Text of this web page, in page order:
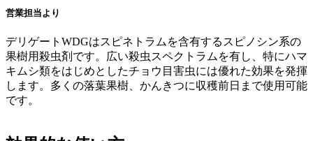
営業担当より
デリゲートWDGはスピネトラムを含有するスピノシン系の
果樹用殺虫剤です。広い殺虫スペクトラムを有し、特にハマ
キムシ類をはじめとしたチョウ目害虫には優れた効果を発揮
します。多くの落葉果樹、かんきつに収穫前日まで使用可能
です。